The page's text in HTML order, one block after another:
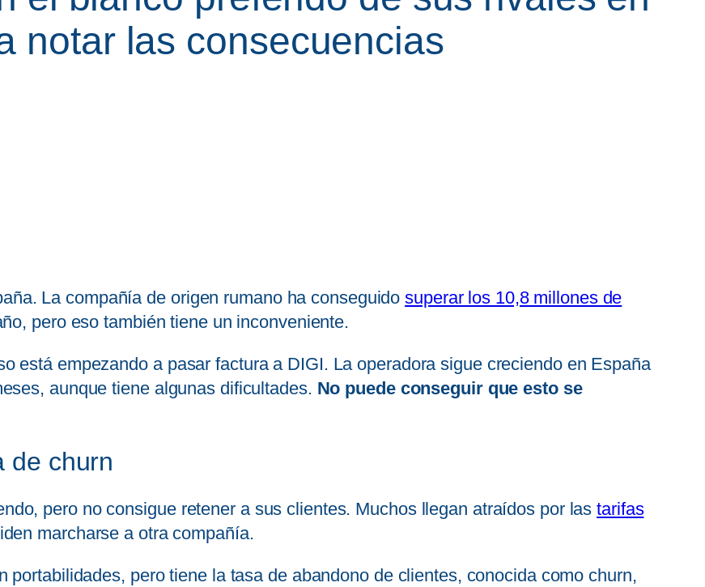
notar las consecuencias
La compañía de origen rumano ha conseguidosuperar los 10,8 millones de
pero eso también tiene un inconveniente.
está empezando a pasar factura a DIGI. La operadora sigue creciendo en España
aunque tiene algunas dificultades. No puede conseguir que esto se
de churn
pero no consigue retener a sus clientes. Muchos llegan atraídos por lastarifas
marcharse a otra compañía.
portabilidades, pero tiene la tasa de abandono de clientes, conocida como churn,